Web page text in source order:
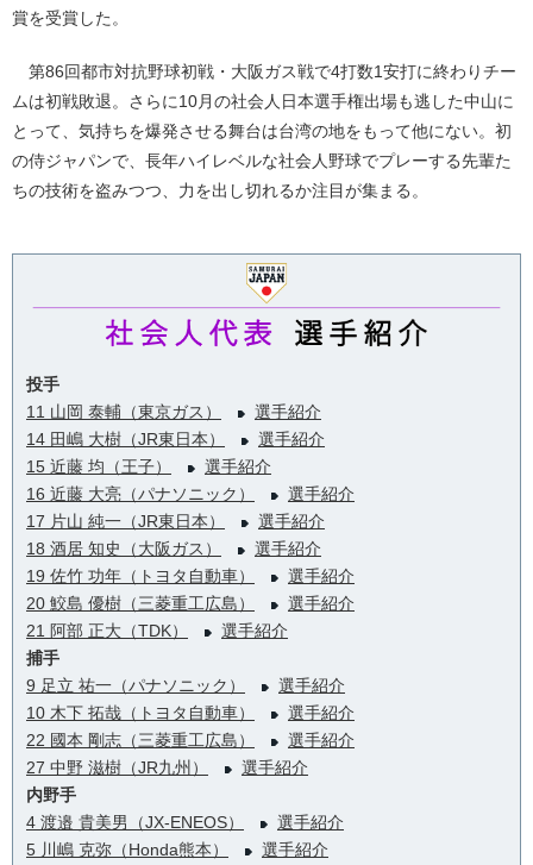
賞を受賞した。
第86回都市対抗野球初戦・大阪ガス戦で4打数1安打に終わりチー
ムは初戦敗退。さらに10月の社会人日本選手権出場も逃した中山に
とって、気持ちを爆発させる舞台は台湾の地をもって他にない。初
の侍ジャパンで、長年ハイレベルな社会人野球でプレーする先輩た
ちの技術を盗みつつ、力を出し切れるか注目が集まる。
投手
11 山岡 泰輔（東京ガス）
選手紹介
14 田嶋 大樹（JR東日本）
選手紹介
15 近藤 均（王子）
選手紹介
16 近藤 大亮（パナソニック）
選手紹介
17 片山 純一（JR東日本）
選手紹介
18 酒居 知史（大阪ガス）
選手紹介
19 佐竹 功年（トヨタ自動車）
選手紹介
20 鮫島 優樹（三菱重工広島）
選手紹介
21 阿部 正大（TDK）
選手紹介
捕手
9 足立 祐一（パナソニック）
選手紹介
10 木下 拓哉（トヨタ自動車）
選手紹介
22 國本 剛志（三菱重工広島）
選手紹介
27 中野 滋樹（JR九州）
選手紹介
内野手
4 渡邉 貴美男（JX-ENEOS）
選手紹介
5 川嶋 克弥（Honda熊本）
選手紹介